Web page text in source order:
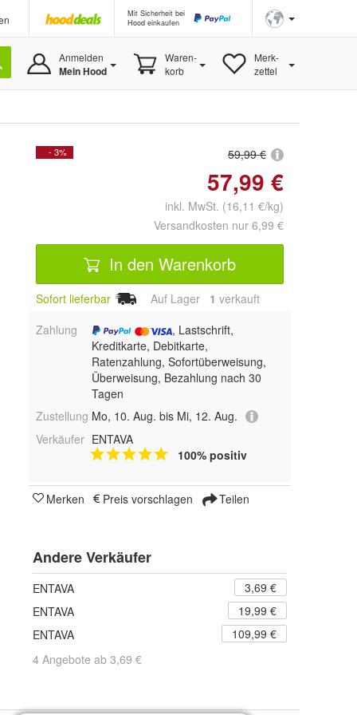
Mit Sicherheit bei
Hood einkaufen
Anmelden
Mein Hood
Waren-
korb
Merk-
zettel
- 3% 59,99 €
57,99 €
inkl. MwSt. (16,11 €/kg)
Versandkosten nur 6,99 €
In den Warenkorb
Sofort lieferbar Auf Lager 1 verkauft
Zahlung
, Lastschrift,
Kreditkarte, Debitkarte,
Ratenzahlung, Sofortüberweisung,
Überweisung, Bezahlung nach 30
Tagen
Zustellung Mo, 10. Aug. bis Mi, 12. Aug.
Verkäufer ENTAVA
100% positiv
Merken Preis vorschlagen Teilen
Andere Verkäufer
ENTAVA
3,69 €
ENTAVA
19,99 €
ENTAVA
109,99 €
4 Angebote ab 3,69 €